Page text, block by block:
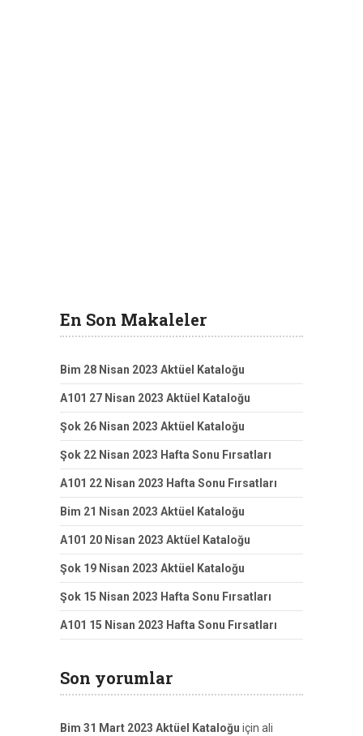
En Son Makaleler
Bim 28 Nisan 2023 Aktüel Kataloğu
A101 27 Nisan 2023 Aktüel Kataloğu
Şok 26 Nisan 2023 Aktüel Kataloğu
Şok 22 Nisan 2023 Hafta Sonu Fırsatları
A101 22 Nisan 2023 Hafta Sonu Fırsatları
Bim 21 Nisan 2023 Aktüel Kataloğu
A101 20 Nisan 2023 Aktüel Kataloğu
Şok 19 Nisan 2023 Aktüel Kataloğu
Şok 15 Nisan 2023 Hafta Sonu Fırsatları
A101 15 Nisan 2023 Hafta Sonu Fırsatları
Son yorumlar
Bim 31 Mart 2023 Aktüel Kataloğu için ali